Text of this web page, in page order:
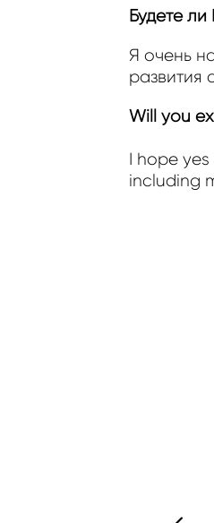
Будете
Я очень
развития
Will you
I hope
including